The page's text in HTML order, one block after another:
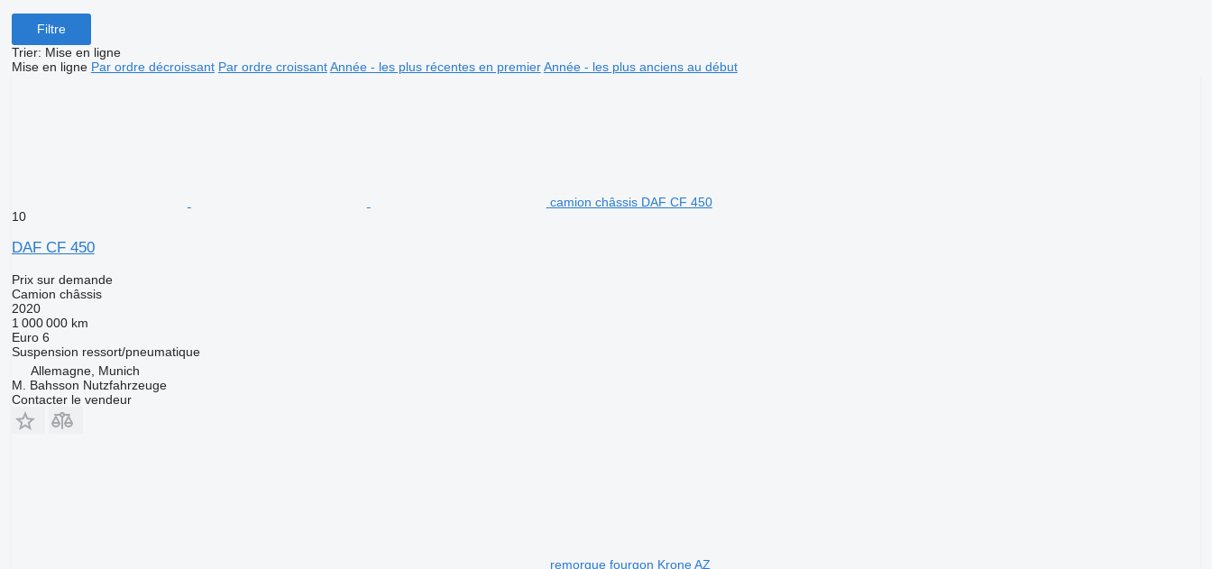
Filtre
Trier: Mise en ligne
Mise en ligne Par ordre décroissant Par ordre croissant Année - les plus récentes en premier Année - les plus anciens au début
camion châssis DAF CF 450
10
DAF CF 450
Prix sur demande
Camion châssis
2020
1 000 000 km
Euro 6
Suspension ressort/pneumatique
Allemagne, Munich
M. Bahsson Nutzfahrzeuge
Contacter le vendeur
remorque fourgon Krone AZ